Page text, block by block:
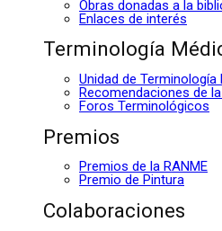
Obras donadas a la
Enlaces de interés
Terminología
Unidad de Terminología
Recomendaciones de la
Foros Terminológicos
Premios
Premios de la RANME
Premio de Pintura
Colaboraciones